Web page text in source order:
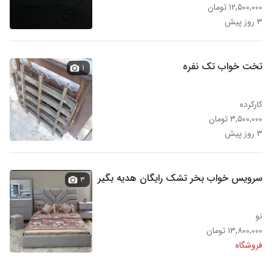
۱۲,۵۰۰,۰۰۰ تومان
۳ روز پیش
تخت خواب تک نفره
کارکرده
۳,۵۰۰,۰۰۰ تومان
۳ روز پیش
۱
سرویس خواب بخر تشک رایگان هدیه بگیر
نو
۱۳,۸۰۰,۰۰۰ تومان
فروشگاه
۳